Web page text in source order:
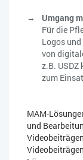
Umgang
Für die
Logos
von
z.B. USDZ
zum
MAM-
und